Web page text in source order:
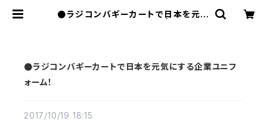
●ラジコンバギーカートで日本を元気
●ラジコンバギーカートで日本を元気にする企業ユニフ
ォーム！
2017/10/19 18:15